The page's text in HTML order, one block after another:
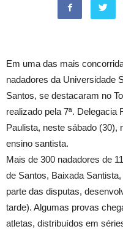
Em uma das mais
nadadores da Universidade
Santos, se destacaram no
realizado pela 7ª. Delegacia
Paulista, neste sábado (30),
ensino santista.
Mais de 300 nadadores de
de Santos, Baixada
parte das disputas,
tarde). Algumas provas
atletas, distribuídos em